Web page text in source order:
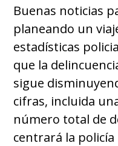
Buenas noticias
planeando un
estadísticas
que la
sigue
cifras, incluida
número total de
centrará la